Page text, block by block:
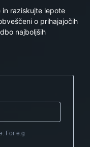
in raziskujte lepote
o prihajajočih
najboljših
For e.g